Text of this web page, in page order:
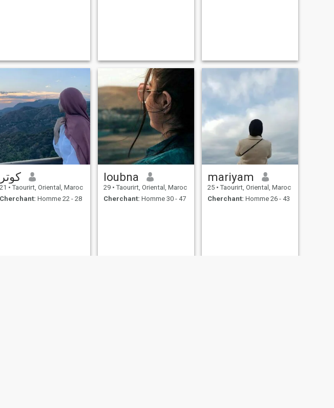
كوتر
21 • Taourirt, Oriental, Maroc
Cherchant: Homme 22 - 28
loubna
29 • Taourirt, Oriental, Maroc
Cherchant: Homme 30 - 47
mariyam
25 • Taourirt, Oriental, Maroc
Cherchant: Homme 26 - 43